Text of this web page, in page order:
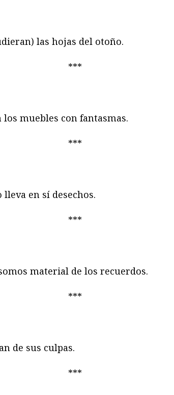
las hojas del otoño.
***
los muebles con fantasmas.
***
en sí desechos.
***
material de los recuerdos.
***
de sus culpas.
***